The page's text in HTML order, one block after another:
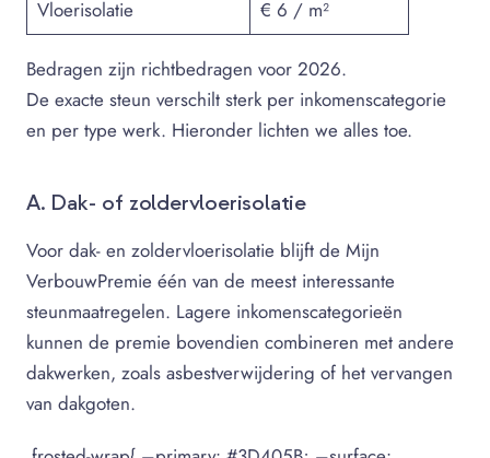
Vloerisolatie
€ 6 / m²
Bedragen zijn richtbedragen voor 2026.
De exacte steun verschilt sterk per inkomenscategorie
en per type werk. Hieronder lichten we alles toe.
A. Dak- of zoldervloerisolatie
Voor dak- en zoldervloerisolatie blijft de Mijn
VerbouwPremie één van de meest interessante
steunmaatregelen. Lagere inkomenscategorieën
kunnen de premie bovendien combineren met andere
dakwerken, zoals asbestverwijdering of het vervangen
van dakgoten.